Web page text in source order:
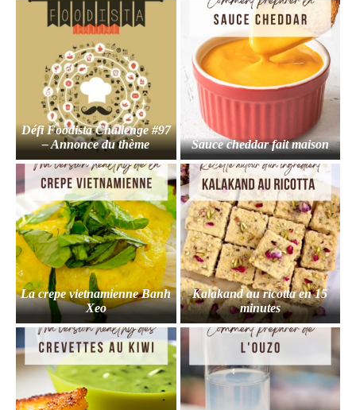
Défi Foodista Challenge #97
– Annonce du thème
Sauce cheddar fait maison
La crepe vietnamienne Banh
Xeo
Kalakand au ricotta en 15
minutes